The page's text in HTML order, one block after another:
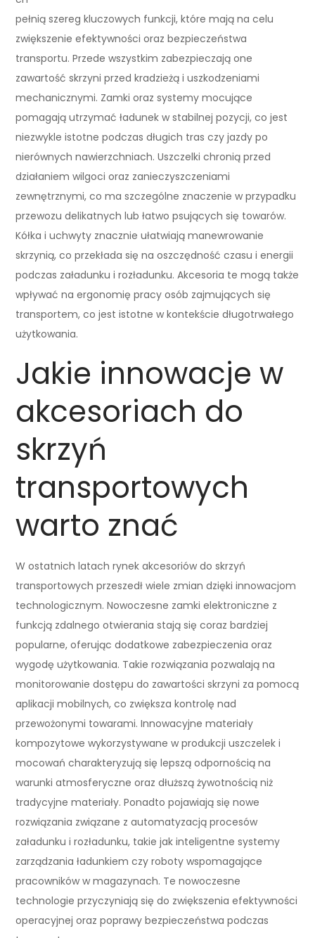
pełnią szereg kluczowych funkcji, które mają na celu
zwiększenie efektywności oraz bezpieczeństwa
transportu. Przede wszystkim zabezpieczają one
zawartość skrzyni przed kradzieżą i uszkodzeniami
mechanicznymi. Zamki oraz systemy mocujące
pomagają utrzymać ładunek w stabilnej pozycji, co jest
niezwykle istotne podczas długich tras czy jazdy po
nierównych nawierzchniach. Uszczelki chronią przed
działaniem wilgoci oraz zanieczyszczeniami
zewnętrznymi, co ma szczególne znaczenie w przypadku
przewozu delikatnych lub łatwo psujących się towarów.
Kółka i uchwyty znacznie ułatwiają manewrowanie
skrzynią, co przekłada się na oszczędność czasu i energii
podczas załadunku i rozładunku. Akcesoria te mogą także
wpływać na ergonomię pracy osób zajmujących się
transportem, co jest istotne w kontekście długotrwałego
użytkowania.
Jakie innowacje w
akcesoriach do
skrzyń
transportowych
warto znać
W ostatnich latach rynek akcesoriów do skrzyń
transportowych przeszedł wiele zmian dzięki innowacjom
technologicznym. Nowoczesne zamki elektroniczne z
funkcją zdalnego otwierania stają się coraz bardziej
popularne, oferując dodatkowe zabezpieczenia oraz
wygodę użytkowania. Takie rozwiązania pozwalają na
monitorowanie dostępu do zawartości skrzyni za pomocą
aplikacji mobilnych, co zwiększa kontrolę nad
przewożonymi towarami. Innowacyjne materiały
kompozytowe wykorzystywane w produkcji uszczelek i
mocowań charakteryzują się lepszą odpornością na
warunki atmosferyczne oraz dłuższą żywotnością niż
tradycyjne materiały. Ponadto pojawiają się nowe
rozwiązania związane z automatyzacją procesów
załadunku i rozładunku, takie jak inteligentne systemy
zarządzania ładunkiem czy roboty wspomagające
pracowników w magazynach. Te nowoczesne
technologie przyczyniają się do zwiększenia efektywności
operacyjnej oraz poprawy bezpieczeństwa podczas